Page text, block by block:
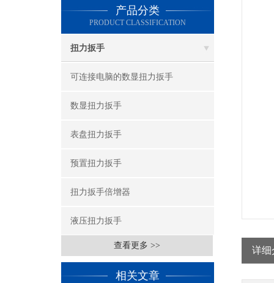
产品分类
PRODUCT CLASSIFICATION
扭力扳手
可连接电脑的数显扭力扳手
数显扭力扳手
表盘扭力扳手
预置扭力扳手
扭力扳手倍增器
液压扭力扳手
查看更多 >>
相关文章
详细